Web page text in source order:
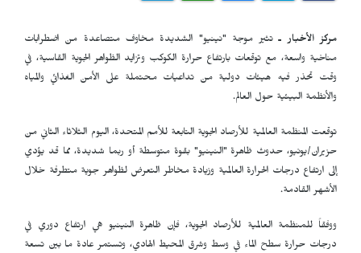
مركز الأخبار ـ تثير موجة "نينيو" الشديدة مخاوف متصاعدة من اضطرابات
مناخية واسعة، مع توقعات بارتفاع حرارة الكوكب وتزايد الظواهر الجوية القاسية، في
وقت تحذر فيه هيئات دولية من تداعيات محتملة على الأمن الغذائي والمياه
والأنظمة البيئية حول العالم.
توقعت المنظمة العالمية للأرصاد الجوية التابعة للأمم المتحدة، اليوم الثلاثاء الثاني من
حزيران/يونيو، حدوث ظاهرة "النينيو" بقوة متوسطة أو ربما شديدة، مما قد يؤدي
إلى ارتفاع درجات الحرارة العالمية وزيادة مخاطر التعرض لظواهر جوية متطرفة خلال
الأشهر القادمة.
ووفقاً للمنظمة العالمية للأرصاد الجوية، فإن ظاهرة النينيو هي ارتفاع دوري في
درجات حرارة سطح الماء في وسط وشرق المحيط الهادي، وتستمر عادة ما بين تسعة